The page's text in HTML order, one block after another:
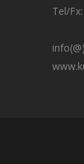
Tel/